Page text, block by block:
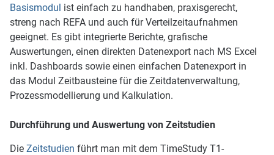
Basismodul ist einfach zu handhaben, praxisgerecht,
streng nach REFA und auch für Verteilzeitaufnahmen
geeignet. Es gibt integrierte Berichte, grafische
Auswertungen, einen direkten Datenexport nach MS Excel
inkl. Dashboards sowie einen einfachen Datenexport in
das Modul Zeitbausteine für die Zeitdatenverwaltung,
Prozessmodellierung und Kalkulation.
Durchführung und Auswertung von Zeitstudien
Die Zeitstudien führt man mit dem TimeStudy T1-